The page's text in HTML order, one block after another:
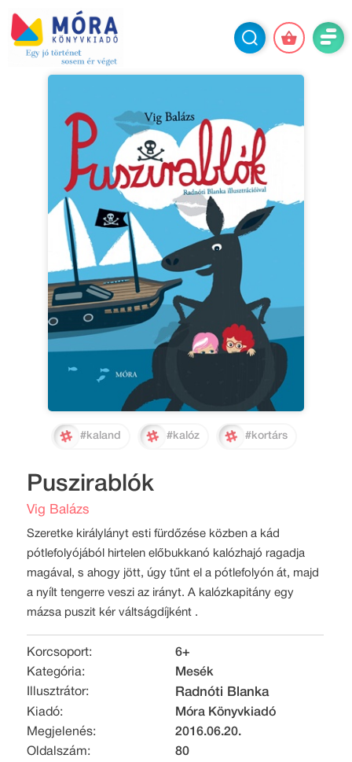
#kaland #kalóz #kortárs
Puszirablók
Vig Balázs
Szeretke királylányt esti fürdőzése közben a kád
pótlefolyójából hirtelen előbukkanó kalózhajó ragadja
magával, s ahogy jött, úgy tűnt el a pótlefolyón át, majd
a nyílt tengerre veszi az irányt. A kalózkapitány egy
mázsa puszit kér váltságdíjként .
Korcsoport:
6+
Kategória:
Mesék
Illusztrátor:
Radnóti Blanka
Kiadó:
Móra Könyvkiadó
Megjelenés:
2016.06.20.
Oldalszám:
80